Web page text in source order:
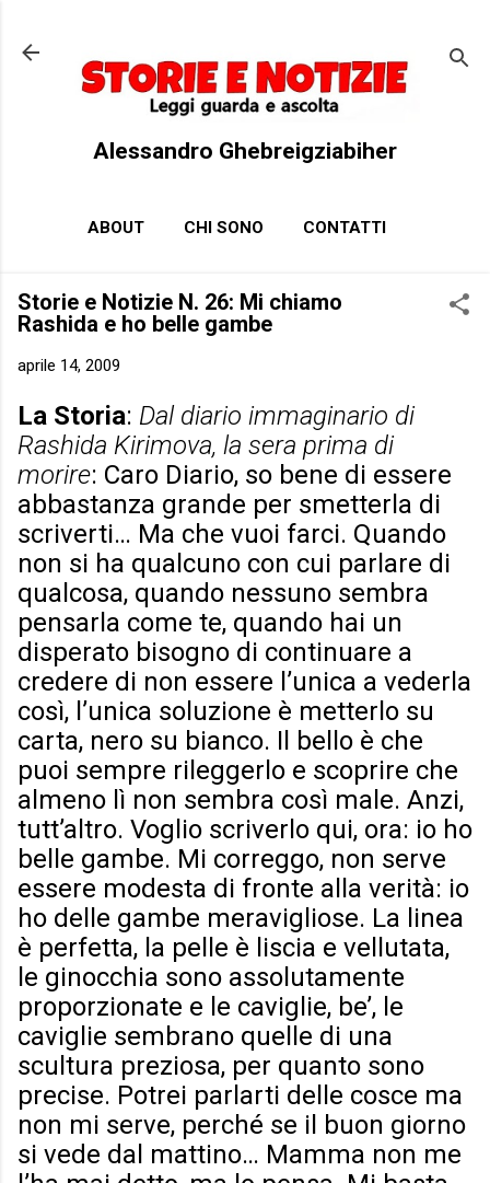
Alessandro Ghebreigziabiher
ABOUT CHI SONO CONTATTI
Storie e Notizie N. 26: Mi chiamo
Rashida e ho belle gambe
aprile 14, 2009
La Storia: Dal diario immaginario di
Rashida Kirimova, la sera prima di
morire: Caro Diario, so bene di essere
abbastanza grande per smetterla di
scriverti… Ma che vuoi farci. Quando
non si ha qualcuno con cui parlare di
qualcosa, quando nessuno sembra
pensarla come te, quando hai un
disperato bisogno di continuare a
credere di non essere l’unica a vederla
così, l’unica soluzione è metterlo su
carta, nero su bianco. Il bello è che
puoi sempre rileggerlo e scoprire che
almeno lì non sembra così male. Anzi,
tutt’altro. Voglio scriverlo qui, ora: io ho
belle gambe. Mi correggo, non serve
essere modesta di fronte alla verità: io
ho delle gambe meravigliose. La linea
è perfetta, la pelle è liscia e vellutata,
le ginocchia sono assolutamente
proporzionate e le caviglie, be’, le
caviglie sembrano quelle di una
scultura preziosa, per quanto sono
precise. Potrei parlarti delle cosce ma
non mi serve, perché se il buon giorno
si vede dal mattino… Mamma non me